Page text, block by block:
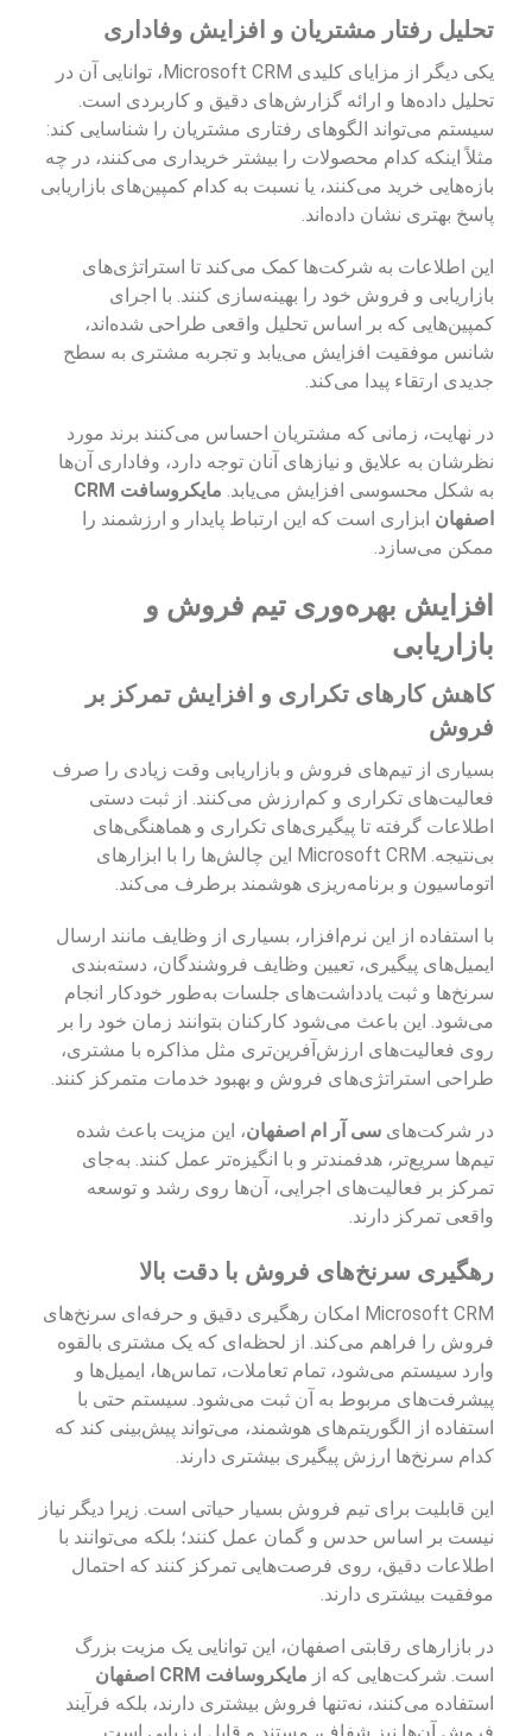
تحلیل رفتار مشتریان و افزایش وفاداری
یکی دیگر از مزایای کلیدی Microsoft CRM، توانایی آن در
تحلیل داده‌ها و ارائه گزارش‌های دقیق و کاربردی است.
سیستم می‌تواند الگوهای رفتاری مشتریان را شناسایی کند:
مثلاً اینکه کدام محصولات را بیشتر خریداری می‌کنند، در چه
بازه‌هایی خرید می‌کنند، یا نسبت به کدام کمپین‌های بازاریابی
پاسخ بهتری نشان داده‌اند.
این اطلاعات به شرکت‌ها کمک می‌کند تا استراتژی‌های
بازاریابی و فروش خود را بهینه‌سازی کنند. با اجرای
کمپین‌هایی که بر اساس تحلیل واقعی طراحی شده‌اند،
شانس موفقیت افزایش می‌یابد و تجربه مشتری به سطح
جدیدی ارتقاء پیدا می‌کند.
در نهایت، زمانی که مشتریان احساس می‌کنند برند مورد
نظرشان به علایق و نیازهای آنان توجه دارد، وفاداری آن‌ها
به شکل محسوسی افزایش می‌یابد.
مایکروسافت CRM
اصفهان ابزاری است که این ارتباط پایدار و ارزشمند را
ممکن می‌سازد.
افزایش بهره‌وری تیم فروش و
بازاریابی
کاهش کارهای تکراری و افزایش تمرکز بر
فروش
بسیاری از تیم‌های فروش و بازاریابی وقت زیادی را صرف
فعالیت‌های تکراری و کم‌ارزش می‌کنند. از ثبت دستی
اطلاعات گرفته تا پیگیری‌های تکراری و هماهنگی‌های
بی‌نتیجه. Microsoft CRM این چالش‌ها را با ابزارهای
اتوماسیون و برنامه‌ریزی هوشمند برطرف می‌کند.
با استفاده از این نرم‌افزار، بسیاری از وظایف مانند ارسال
ایمیل‌های پیگیری، تعیین وظایف فروشندگان، دسته‌بندی
سرنخ‌ها و ثبت یادداشت‌های جلسات به‌طور خودکار انجام
می‌شود. این باعث می‌شود کارکنان بتوانند زمان خود را بر
روی فعالیت‌های ارزش‌آفرین‌تری مثل مذاکره با مشتری،
طراحی استراتژی‌های فروش و بهبود خدمات متمرکز کنند.
در شرکت‌هایسی آر ام اصفهان، این مزیت باعث شده
تیم‌ها سریع‌تر، هدفمندتر و با انگیزه‌تر عمل کنند. به‌جای
تمرکز بر فعالیت‌های اجرایی، آن‌ها روی رشد و توسعه
واقعی تمرکز دارند.
رهگیری سرنخ‌های فروش با دقت بالا
Microsoft CRM امکان رهگیری دقیق و حرفه‌ای سرنخ‌های
فروش را فراهم می‌کند. از لحظه‌ای که یک مشتری بالقوه
وارد سیستم می‌شود، تمام تعاملات، تماس‌ها، ایمیل‌ها و
پیشرفت‌های مربوط به آن ثبت می‌شود. سیستم حتی با
استفاده از الگوریتم‌های هوشمند، می‌تواند پیش‌بینی کند که
کدام سرنخ‌ها ارزش پیگیری بیشتری دارند.
این قابلیت برای تیم فروش بسیار حیاتی است. زیرا دیگر نیاز
نیست بر اساس حدس و گمان عمل کنند؛ بلکه می‌توانند با
اطلاعات دقیق، روی فرصت‌هایی تمرکز کنند که احتمال
موفقیت بیشتری دارند.
در بازارهای رقابتی اصفهان، این توانایی یک مزیت بزرگ
است. شرکت‌هایی که از مایکروسافت CRM اصفهان
استفاده می‌کنند، نه‌تنها فروش بیشتری دارند، بلکه فرآیند